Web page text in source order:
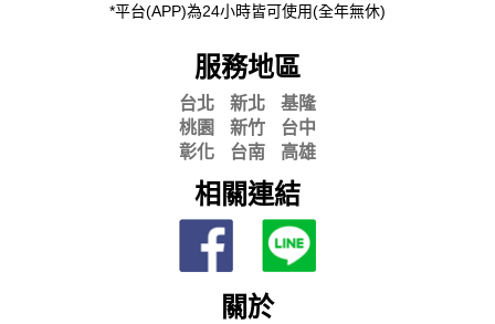
*平台(APP)為24小時皆可使用(全年無休)
服務地區
台北 新北
基隆
桃園
新竹
台中
彰化
台南 高雄
相關連結
關於